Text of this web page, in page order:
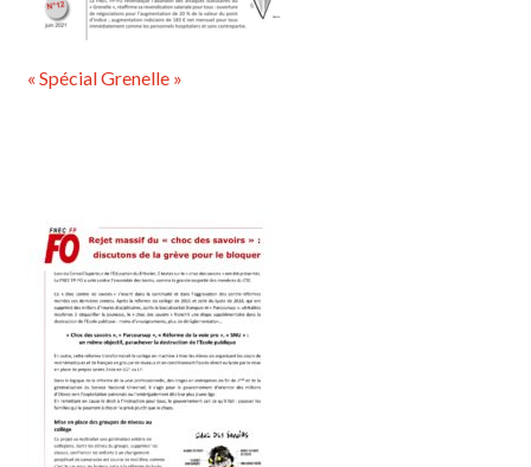
« Spécial Grenelle »